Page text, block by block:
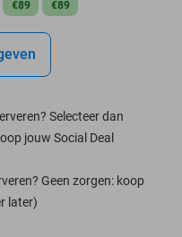
€89 €89
Selecteer dan
jouw Social Deal
Geen zorgen: koop
later)